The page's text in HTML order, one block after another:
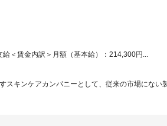
＜賃金内訳＞月額（基本給）：214,300円...
キンケアカンパニーとして、従来の市場にない製